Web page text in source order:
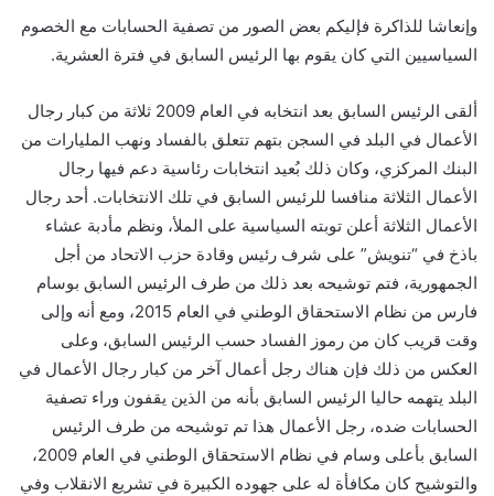
وإنعاشا للذاكرة فإليكم بعض الصور من تصفية الحسابات مع الخصوم
السياسيين التي كان يقوم بها الرئيس السابق في فترة العشرية.
ألقى الرئيس السابق بعد انتخابه في العام 2009 ثلاثة من كبار رجال
الأعمال في البلد في السجن بتهم تتعلق بالفساد ونهب المليارات من
البنك المركزي، وكان ذلك بُعيد انتخابات رئاسية دعم فيها رجال
الأعمال الثلاثة منافسا للرئيس السابق في تلك الانتخابات. أحد رجال
الأعمال الثلاثة أعلن توبته السياسية على الملأ، ونظم مأدبة عشاء
باذخ في “تنويش” على شرف رئيس وقادة حزب الاتحاد من أجل
الجمهورية، فتم توشيحه بعد ذلك من طرف الرئيس السابق بوسام
فارس من نظام الاستحقاق الوطني في العام 2015، ومع أنه وإلى
وقت قريب كان من رموز الفساد حسب الرئيس السابق، وعلى
العكس من ذلك فإن هناك رجل أعمال آخر من كبار رجال الأعمال في
البلد يتهمه حاليا الرئيس السابق بأنه من الذين يقفون وراء تصفية
الحسابات ضده، رجل الأعمال هذا تم توشيحه من طرف الرئيس
السابق بأعلى وسام في نظام الاستحقاق الوطني في العام 2009،
والتوشيح كان مكافأة له على جهوده الكبيرة في تشريع الانقلاب وفي